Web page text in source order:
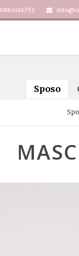
0863414792
Sposo